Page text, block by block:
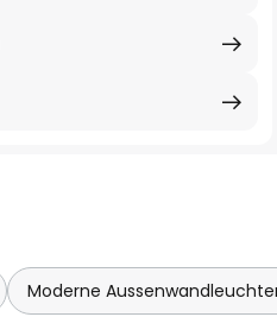
Moderne